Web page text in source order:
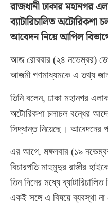
রাজধানী ঢাকার মহানগর
ব্যাটারিচালিত অটোরিকশা
আবেদন নিয়ে আপিল বিভাগে
আজ রোববার (২৪ নভেম্বর)
আজমী গণমাধ্যমকে এ তথ্য
তিনি বলেন, ঢাকা মহানগর
অটোরিকশা চলাচল বন্ধের
সিদ্ধান্ত নিয়েছে। আবেদনের
এর আগে, মঙ্গলবার (১৯
বিচারপতি মাহমুদুর রাজীর
তিন দিনের মধ্যে
একই সঙ্গে এ বিষয়ে ব্যবস্থা